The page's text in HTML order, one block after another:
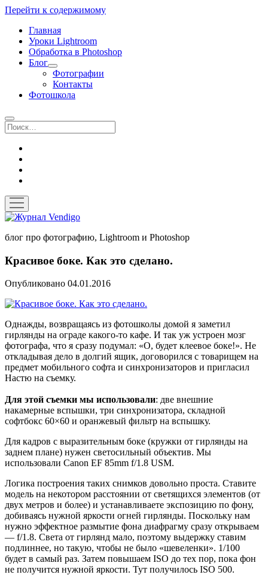
Перейти к содержимому
Главная
Уроки Lightroom
Обработка в Photoshop
Блог
открыть
выпадающее
меню
Фотографии
Контакты
Фотошкола
Поиск
открыть
меню
Журнал
блог про фотографию, Lightroom и Photoshop
Красивое боке. Как это сделано.
Опубликовано 04.01.2016
Однажды, возвращаясь из фотошколы домой я заметил
гирлянды на ограде какого-то кафе. И так уж устроен мозг
фотографа, что я сразу подумал: «О, будет клеевое боке!». Не
откладывая дело в долгий ящик, договорился с товарищем на
предмет мобильного софта и синхронизаторов и пригласил
Настю на съемку.
Для этой съемки мы использовали: две внешние
накамерные вспышки, три синхронизатора, складной
софтбокс 60×60 и оранжевый фильтр на вспышку.
Для кадров с выразительным боке (кружки от гирлянды на
заднем плане) нужен светосильный объектив. Мы
использовали Canon EF 85mm f/1.8 USM.
Логика построения таких снимков довольно проста. Ставите
модель на некотором расстоянии от светящихся элементов (от
двух метров и более) и устанавливаете экспозицию по фону,
добиваясь нужной яркости огней гирлянды. Поскольку нам
нужно эффектное размытие фона диафрагму сразу открываем
— f/1.8. Света от гирлянд мало, поэтому выдержку ставим
подлиннее, но такую, чтобы не было «шевеленки». 1/100
будет в самый раз. Затем повышаем ISO до тех пор, пока фон
не получится нужной яркости. Тут получилось ISO 500.